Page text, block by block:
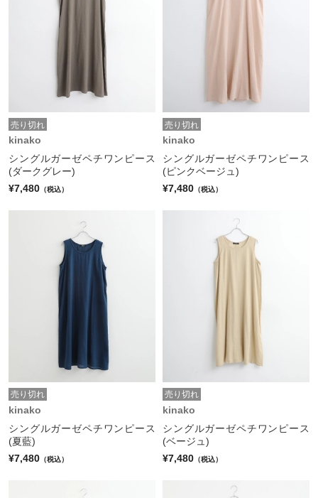
売り切れ
kinako
シングルガーゼペチワンピース
(ダークグレー)
¥7,480 （税込）
売り切れ
kinako
シングルガーゼペチワンピース
(ピンクベージュ)
¥7,480 （税込）
売り切れ
kinako
シングルガーゼペチワンピース
(夏藍)
¥7,480 （税込）
売り切れ
kinako
シングルガーゼペチワンピース
(ベージュ)
¥7,480 （税込）